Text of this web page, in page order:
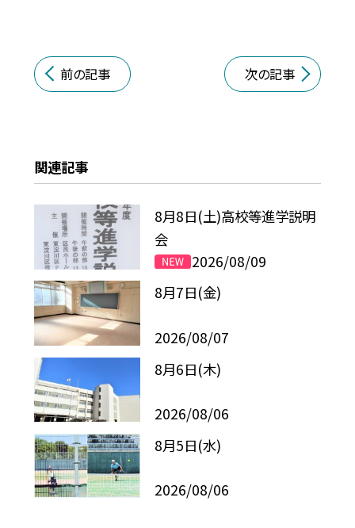
前の記事 次の記事
関連記事
8月8日(土)高校等進学説明
会
2026/08/09
8月7日(金)
2026/08/07
8月6日(木)
2026/08/06
8月5日(水)
2026/08/06